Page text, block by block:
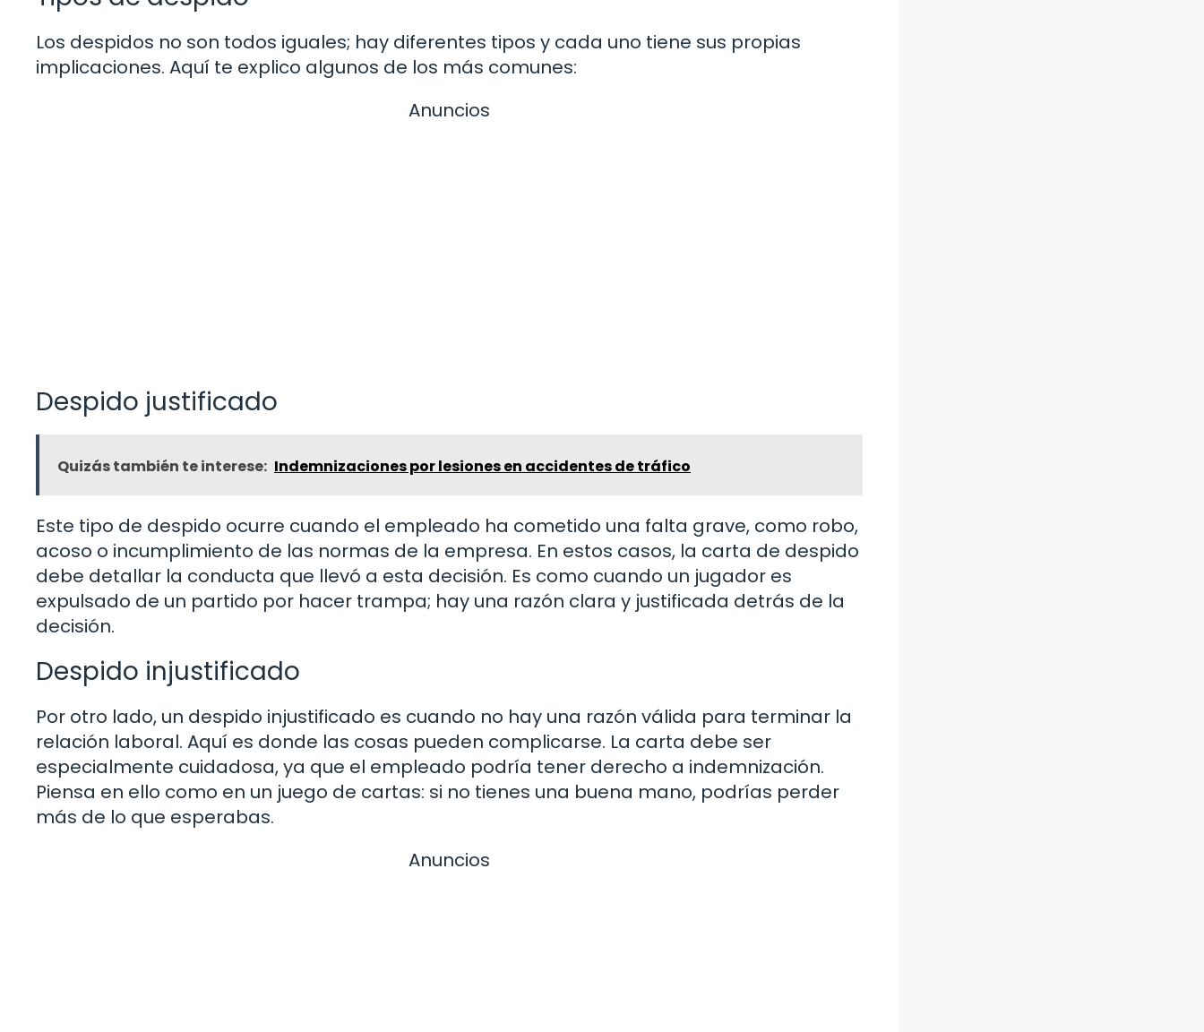
Los despidos no son todos iguales; hay diferentes tipos y cada uno tiene sus propias
implicaciones. Aquí te explico algunos de los más comunes:
Anuncios
Despido justificado
Quizás también te interese: Indemnizaciones por lesiones en accidentes de tráfico
Este tipo de despido ocurre cuando el empleado ha cometido una falta grave, como robo,
acoso o incumplimiento de las normas de la empresa. En estos casos, la carta de despido
debe detallar la conducta que llevó a esta decisión. Es como cuando un jugador es
expulsado de un partido por hacer trampa; hay una razón clara y justificada detrás de la
decisión.
Despido injustificado
Por otro lado, un despido injustificado es cuando no hay una razón válida para terminar la
relación laboral. Aquí es donde las cosas pueden complicarse. La carta debe ser
especialmente cuidadosa, ya que el empleado podría tener derecho a indemnización.
Piensa en ello como en un juego de cartas: si no tienes una buena mano, podrías perder
más de lo que esperabas.
Anuncios